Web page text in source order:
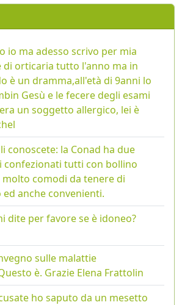
io ma adesso scrivo per mia
di orticaria tutto l'anno ma in
è un dramma,all'età di 9anni lo
Gesù e le fecere degli esami
un soggetto allergico, lei è
conoscete: la Conad ha due
confezionati tutti con bollino
comodi da tenere di
anche convenienti.
dite per favore se è idoneo?
sulle malattie
è. Grazie Elena Frattolin
ho saputo da un mesetto